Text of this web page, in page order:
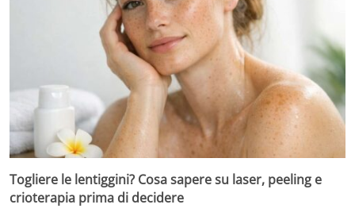
Togliere le lentiggini? Cosa sapere su laser, peeling e
crioterapia prima di decidere